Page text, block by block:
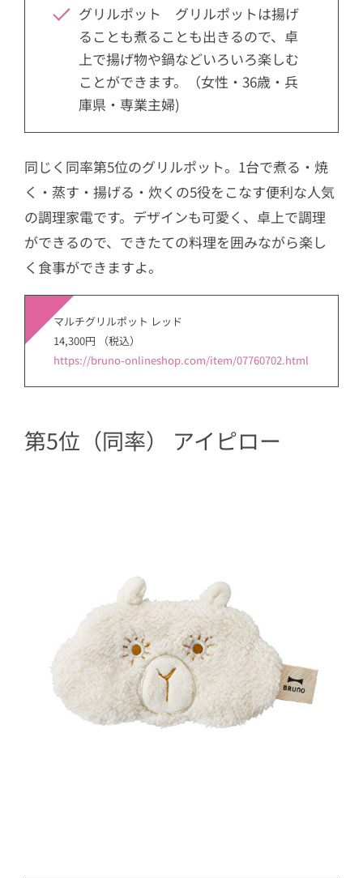
グリルポット グリルポットは揚げ
ることも煮ることも出きるので、卓
上で揚げ物や鍋などいろいろ楽しむ
ことができます。（女性・36歳・兵
庫県・専業主婦)
同じく同率第5位のグリルポット。1台で煮る・焼
く・蒸す・揚げる・炊くの5役をこなす便利な人気
の調理家電です。デザインも可愛く、卓上で調理
ができるので、できたての料理を囲みながら楽し
く食事ができますよ。
マルチグリルポット レッド
14,300円 （税込）
https://bruno-onlineshop.com/item/07760702.html
第5位（同率） アイピロー